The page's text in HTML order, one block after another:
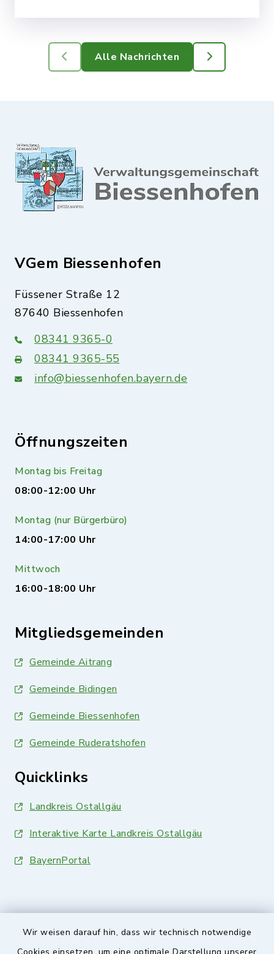
Wir weisen darauf hin, dass wir technisch notwendige
Alle Nachrichten
VGem Biessenhofen
Füssener Straße 12
87640 Biessenhofen
08341 9365-0
08341 9365-55
info@biessenhofen.bayern.de
Öffnungszeiten
Montag bis Freitag
08:00-12:00 Uhr
Montag (nur Bürgerbüro)
14:00-17:00 Uhr
Mittwoch
16:00-18:00 Uhr
Mitgliedsgemeinden
Gemeinde Aitrang
Gemeinde Bidingen
Gemeinde Biessenhofen
Gemeinde Ruderatshofen
Quicklinks
Landkreis Ostallgäu
Interaktive Karte Landkreis Ostallgäu
BayernPortal
Sicherer Kontakt